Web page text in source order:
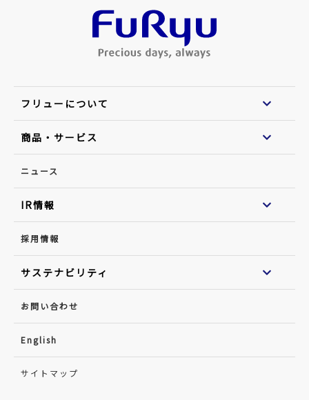
フリューについて
商品・サービス
ニュース
IR情報
採用情報
サステナビリティ
お問い合わせ
English
サイトマップ